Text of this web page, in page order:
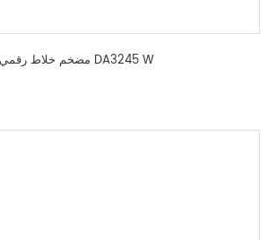
مضخم خلاط رقمي DA3245 W